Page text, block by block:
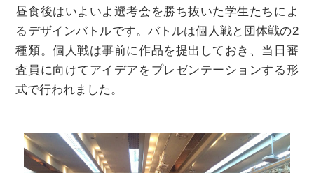
昼食後はいよいよ選考会を勝ち抜いた学生たちによ
るデザインバトルです。バトルは個人戦と団体戦の2
種類。個人戦は事前に作品を提出しておき、当日審
査員に向けてアイデアをプレゼンテーションする形
式で行われました。